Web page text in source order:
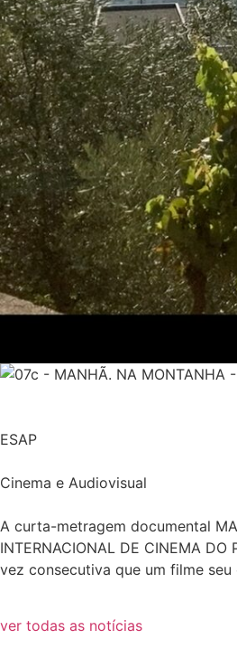
ESAP
Cinema e Audiovisual
A curta-metragem documental
INTERNACIONAL DE CINEMA
vez consecutiva que um filme
ver todas as notícias